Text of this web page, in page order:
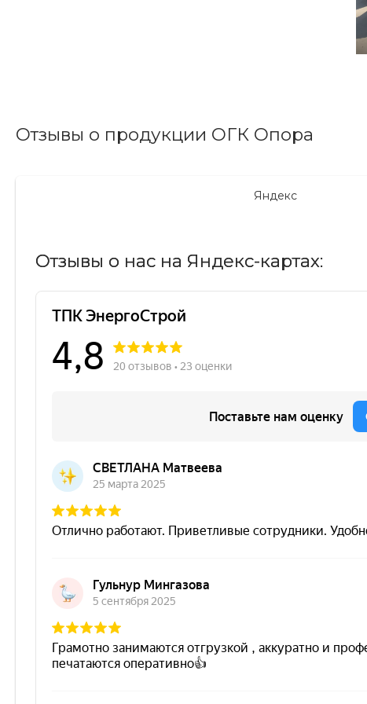
Отзывы о продукции ОГК Опора
Яндекс
Отзывы о нас на Яндекс-картах: